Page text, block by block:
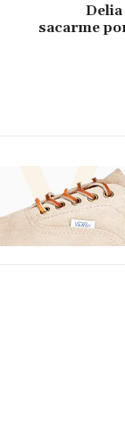
Delia
sacarme